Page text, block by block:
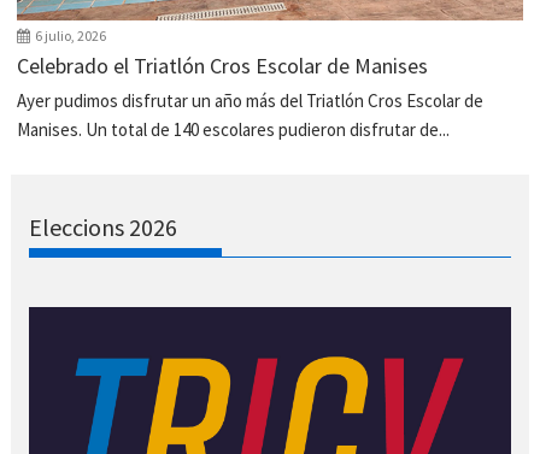
6 julio, 2026
Celebrado el Triatlón Cros Escolar de Manises
Ayer pudimos disfrutar un año más del Triatlón Cros Escolar de
Manises. Un total de 140 escolares pudieron disfrutar de...
Eleccions 2026